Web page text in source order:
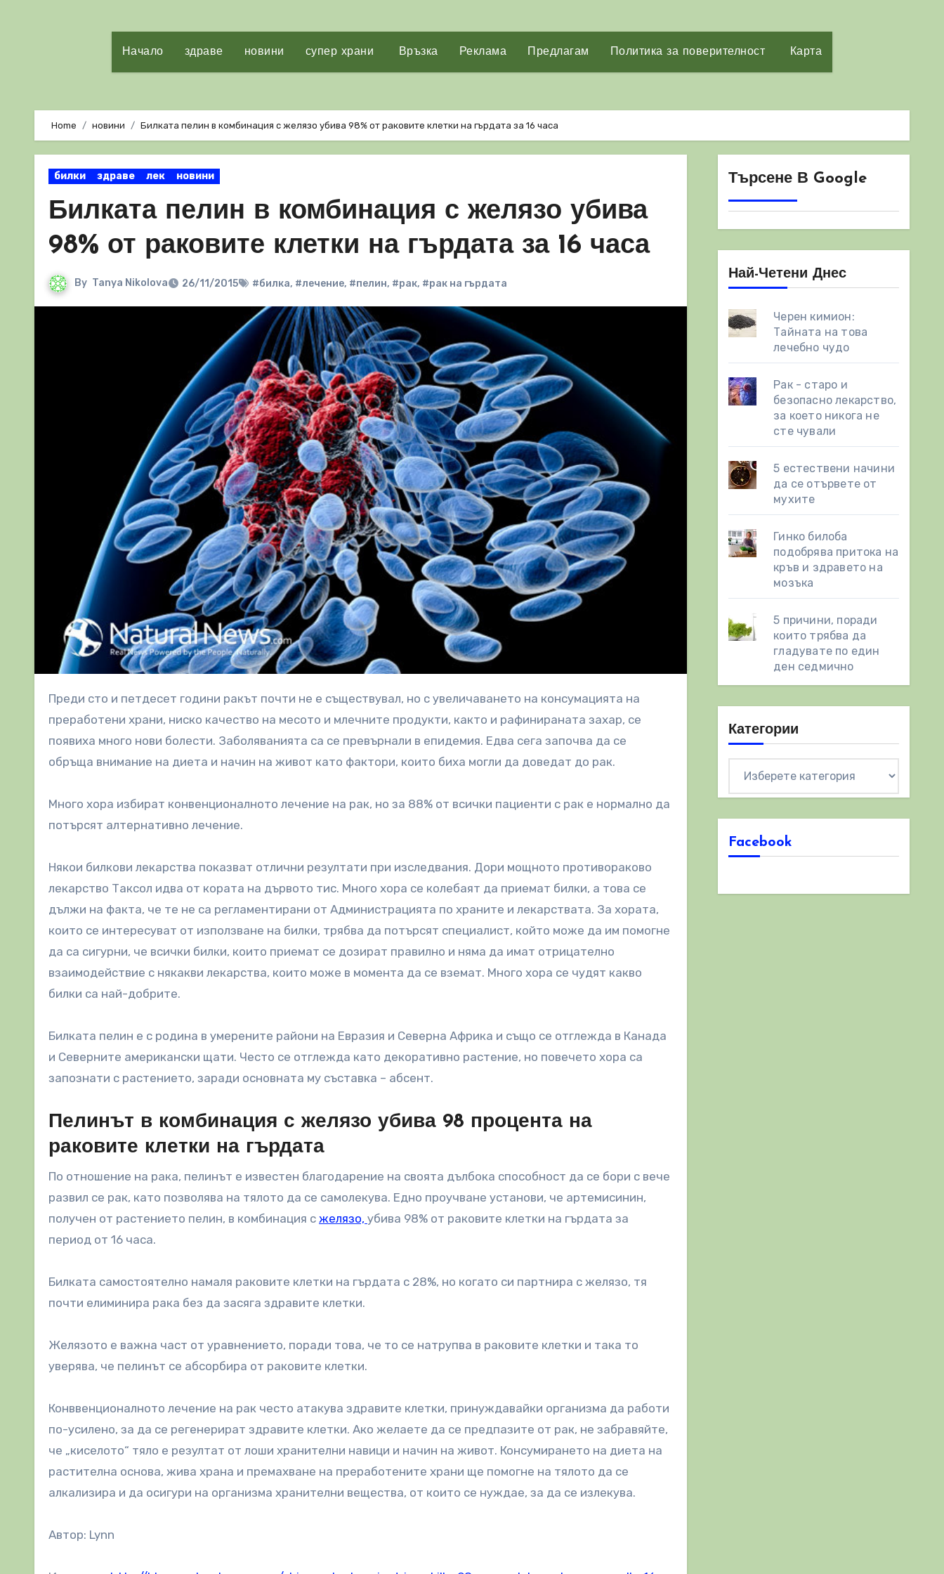
Начало здраве новини супер храни Връзка Реклама Предлагам Политика за поверителност Карта
Home новини Билката пелин в комбинация с желязо убива 98% от раковите клетки на гърдата за 16 часа
билки здраве лек новини
Билката пелин в комбинация с желязо убива
98% от раковите клетки на гърдата за 16 часа
By Tanya Nikolova 26/11/2015 #билка, #лечение, #пелин, #рак, #рак на гърдата
Преди сто и петдесет години ракът почти не е съществувал, но с увеличаването на консумацията на
преработени храни, ниско качество на месото и млечните продукти, както и рафинираната захар, се
появиха много нови болести. Заболяванията са се превърнали в епидемия. Едва сега започва да се
обръща внимание на диета и начин на живот като фактори, които биха могли да доведат до рак.
Много хора избират конвенционалното лечение на рак, но за 88% от всички пациенти с рак е нормално да
потърсят алтернативно лечение.
Някои билкови лекарства показват отлични резултати при изследвания. Дори мощното противораково
лекарство Таксол идва от кората на дървото тис. Много хора се колебаят да приемат билки, а това се
дължи на факта, че те не са регламентирани от Администрацията по храните и лекарствата. За хората,
които се интересуват от използване на билки, трябва да потърсят специалист, който може да им помогне
да са сигурни, че всички билки, които приемат се дозират правилно и няма да имат отрицателно
взаимодействие с някакви лекарства, които може в момента да се вземат. Много хора се чудят какво
билки са най-добрите.
Билката пелин е с родина в умерените райони на Евразия и Северна Африка и също се отглежда в Канада
и Северните американски щати. Често се отглежда като декоративно растение, но повечето хора са
запознати с растението, заради основната му съставка – абсент.
Пелинът в комбинация с желязо убива 98 процента на
раковите клетки на гърдата
По отношение на рака, пелинът е известен благодарение на своята дълбока способност да се бори с вече
развил се рак, като позволява на тялото да се самолекува. Едно проучване установи, че артемисинин,
получен от растението пелин, в комбинация с желязо, убива 98% от раковите клетки на гърдата за
период от 16 часа.
Билката самостоятелно намаля раковите клетки на гърдата с 28%, но когато си партнира с желязо, тя
почти елиминира рака без да засяга здравите клетки.
Желязото е важна част от уравнението, поради това, че то се натрупва в раковите клетки и така то
уверява, че пелинът се абсорбира от раковите клетки.
Конввенционалното лечение на рак често атакува здравите клетки, принуждавайки организма да работи
по-усилено, за да се регенерират здравите клетки. Ако желаете да се предпазите от рак, не забравяйте,
че „киселото“ тяло е резултат от лоши хранителни навици и начин на живот. Консумирането на диета на
растителна основа, жива храна и премахване на преработените храни ще помогне на тялото да се
алкализира и да осигури на организма хранителни вещества, от които се нуждае, за да се излекува.
Автор: Lynn
Търсене В Google
Най-Четени Днес
Черен кимион:
Тайната на това
лечебно чудо
Рак - старо и
безопасно лекарство,
за което никога не
сте чували
5 естествени начини
да се отървете от
мухите
Гинко билоба
подобрява притока на
кръв и здравето на
мозъка
5 причини, поради
които трябва да
гладувате по един
ден седмично
Категории
Facebook